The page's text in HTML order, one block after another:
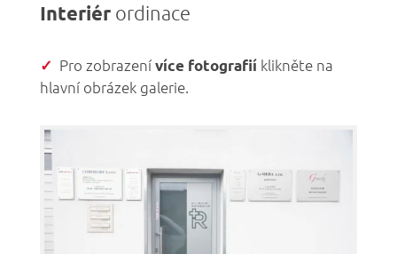
Interiérordinace
✓ Pro zobrazenívíce fotografiíklikněte na
hlavní obrázek galerie.